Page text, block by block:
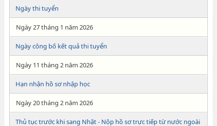
Ngày thi tuyển
Ngày 27 tháng 1 năm 2026
Ngày công bố kết quả thi tuyển
Ngày 11 tháng 2 năm 2026
Hạn nhận hồ sơ nhập học
Ngày 20 tháng 2 năm 2026
Thủ tục trước khi sang Nhật - Nộp hồ sơ trực tiếp từ nước ngoài